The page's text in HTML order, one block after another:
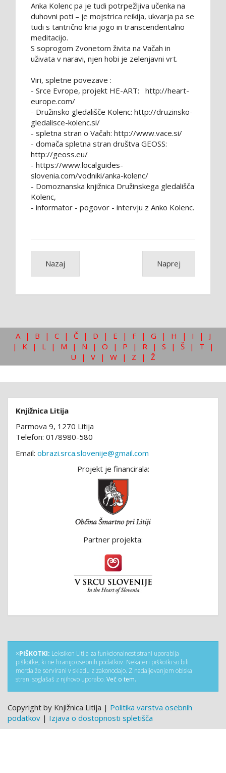
Anka Kolenc pa je tudi potrpežljiva učenka na
duhovni poti – je mojstrica reikija, ukvarja pa se
tudi s tantrično kria jogo in transcendentalno
meditacijo.
S soprogom Zvonetom živita na Vačah in
uživata v naravi, njen hobi je zelenjavni vrt.
Viri, spletne povezave :
- Srce Evrope, projekt HE-ART: http://heart-
europe.com/
- Družinsko gledališče Kolenc: http://druzinsko-
gledalisce-kolenc.si/
- spletna stran o Vačah: http://www.vace.si/
- domača spletna stran društva GEOSS:
http://geoss.eu/
- https://www.localguides-
slovenia.com/vodniki/anka-kolenc/
- Domoznanska knjižnica Družinskega gledališča
Kolenc,
- informator - pogovor - intervju z Anko Kolenc.
Nazaj Naprej
A | B | C | Č | D | E | F | G | H | I |
J
|
K | L | M | N | O | P | R | S | Š | T
|
U
| V | W | Z | Ž
Knjižnica Litija
Parmova 9, 1270 Litija
Telefon: 01/8980-580
Email: obrazi.srca.slovenije@gmail.com
Projekt je financirala:
Partner projekta:
×PIŠKOTKI: Leksikon Litija za funkcionalnost strani uporablja
piškotke, ki ne hranijo osebnih podatkov. Nekateri piškotki so bili
morda že servirani v skladu z zakonodajo. Z nadaljevanjem obiska
strani soglašaš z njihovo uporabo. Več o tem.
Copyright by Knjižnica Litija | Politika varstva osebnih
podatkov | Izjava o dostopnosti spletišča